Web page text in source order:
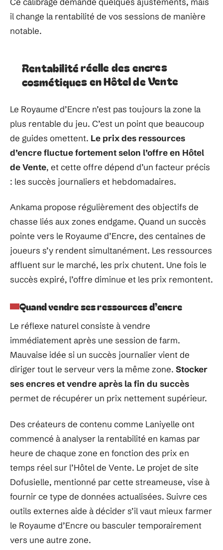
il change la rentabilité de vos sessions de manière
notable.
Rentabilité réelle des encres
cosmétiques en Hôtel de Vente
Le Royaume d’Encre n’est pas toujours la zone la
plus rentable du jeu. C’est un point que beaucoup
de guides omettent. Le prix des ressources
d’encre fluctue fortement selon l’offre en Hôtel
de Vente, et cette offre dépend d’un facteur précis
: les succès journaliers et hebdomadaires.
Ankama propose régulièrement des objectifs de
chasse liés aux zones endgame. Quand un succès
pointe vers le Royaume d’Encre, des centaines de
joueurs s’y rendent simultanément. Les ressources
affluent sur le marché, les prix chutent. Une fois le
succès expiré, l’offre diminue et les prix remontent.
Quand vendre ses ressources d’encre
Le réflexe naturel consiste à vendre
immédiatement après une session de farm.
Mauvaise idée si un succès journalier vient de
diriger tout le serveur vers la même zone. Stocker
ses encres et vendre après la fin du succès
permet de récupérer un prix nettement supérieur.
Des créateurs de contenu comme Laniyelle ont
commencé à analyser la rentabilité en kamas par
heure de chaque zone en fonction des prix en
temps réel sur l’Hôtel de Vente. Le projet de site
Dofusielle, mentionné par cette streameuse, vise à
fournir ce type de données actualisées. Suivre ces
outils externes aide à décider s’il vaut mieux farmer
le Royaume d’Encre ou basculer temporairement
vers une autre zone.